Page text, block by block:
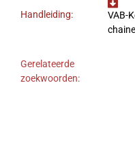
Handleiding:
VAB-
Gerelateerde
zoekwoorden: